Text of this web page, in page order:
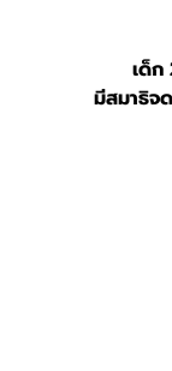
เด็ก
มีสมาธิจ